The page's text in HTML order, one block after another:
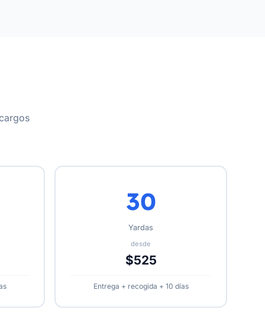
30
Yardas
desde
$525
Entrega + recogida + 10 días